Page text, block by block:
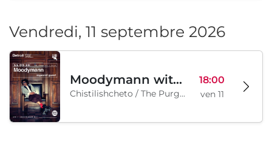
Vendredi, 11 septembre 2026
Moodymann with special guests
Chistilishcheto / The Purgatory, Sofia, BG
18:00
ven 11